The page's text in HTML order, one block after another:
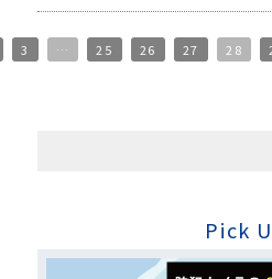
3 … 25 26 27 28
Pick